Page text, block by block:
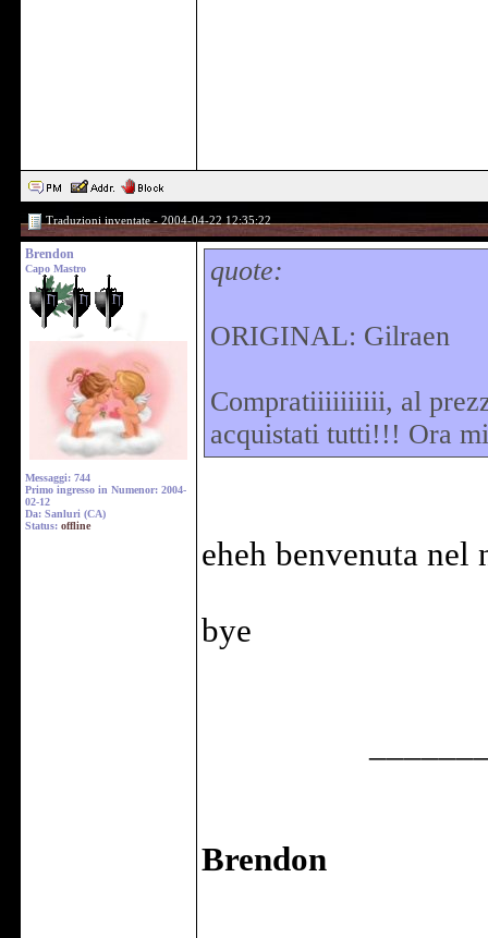
Traduzioni inventate - 2004-04-22 12:35:22
Brendon
Capo Mastro
Messaggi: 744
Primo ingresso in Numenor: 2004-
02-12
Da: Sanluri (CA)
Status: offline
quote:
ORIGINAL: Gilraen
Compratiiiiiiiiii, al
acquistati tutti!!! Ora
eheh benvenuta
bye
Brendon